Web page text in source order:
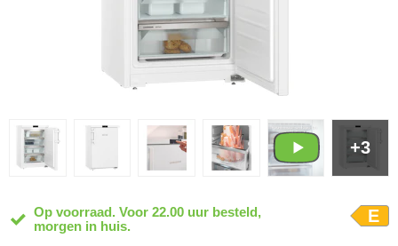
+3
Op voorraad. Voor 22.00 uur besteld,
morgen in huis.
E